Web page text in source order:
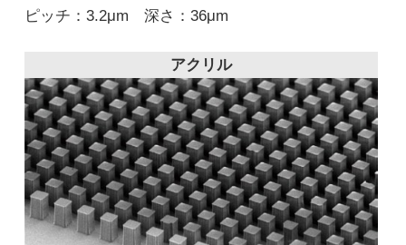
ピッチ：3.2μm 深さ：36μm
アクリル